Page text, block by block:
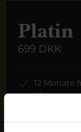
Platin
699 DKK
12 Monate
Museen
1 Person +